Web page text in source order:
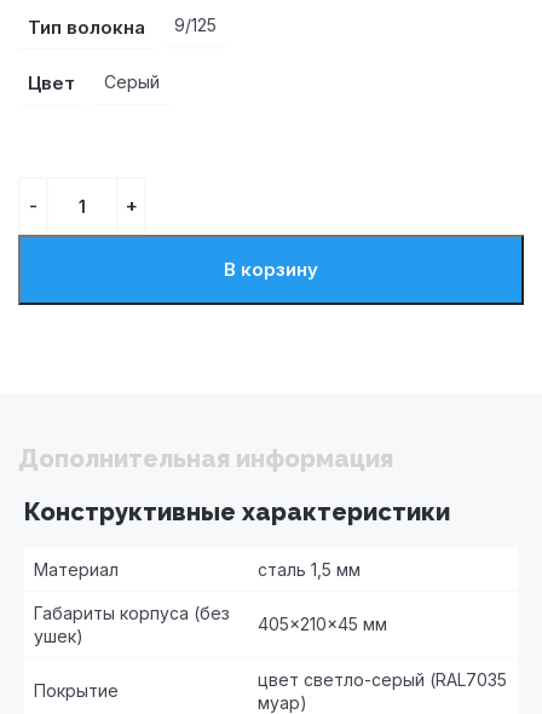
Тип волокна 9/125
Цвет Серый
В корзину
Дополнительная информация
Конструктивные характеристики
Материал сталь 1,5 мм
Габариты корпуса (без
ушек)
405×210×45 мм
Покрытие
цвет светло-серый (RAL7035
муар)